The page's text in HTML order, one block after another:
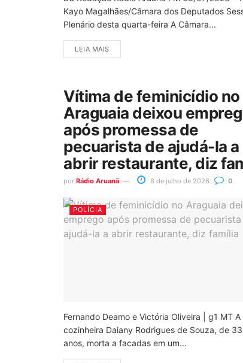
Kayo Magalhães/Câmara dos Deputados
Plenário desta quarta-feira A Câmara...
LEIA MAIS
Vítima de feminicídio no
Araguaia deixou
após promessa de
pecuarista de ajudá-la a
abrir restaurante, diz
por Rádio Aruanã 8 de julho de 2026 0
POLÍCIA
Fernando Deamo e Victória Oliveira | g1 MT A
cozinheira Daiany Rodrigues de Souza, de 33
anos, morta a facadas em um...